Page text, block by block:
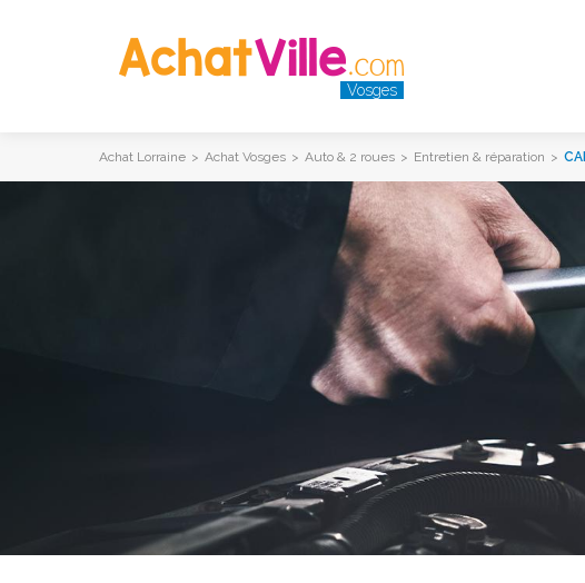
Vosges
Achat Lorraine > Achat Vosges > Auto & 2 roues > Entretien & réparation >